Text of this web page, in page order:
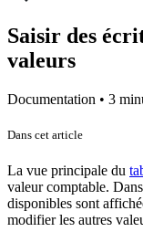
Saisir des
valeurs
Documentation • 3
Dans cet article
La vue principale du
valeur comptable.
disponibles sont
modifier les autres